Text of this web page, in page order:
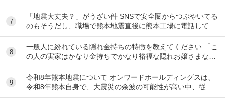
り、上司や総務等に相談した結果、仕事内容を...
7
「地震大丈夫？」がうざい件 SNSで安全圏からつぶやいてる
のもそうだし、職場で熊本地震直後に熊本工場に電話して
「うるさい！今それどころじゃないんだよ！」...
8
一般人に紛れている隠れ金持ちの特徴を教えてください 「こ
の人の実家はかなり金持ちでかなり裕福な隠れお嬢さまなん
だな」とわかる特徴を教えてください 私の...
9
令和8年熊本地震について オンワードホールディングスは、
令和8年熊本自身で、大震災の余波の可能性が高い中、従業
員に売上金の確保（金庫への預け入れ）を優先さ...